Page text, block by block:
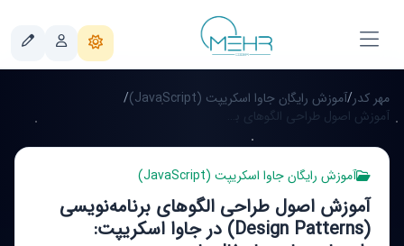
مهر کدر/آموزش رایگان جاوا اسکریپت (JavaScript)
/
آموزش رایگان جاوا اسکریپت (JavaScript)
آموزش اصول طراحی الگوهای برنامه‌نویسی
(Design Patterns) در جاوا اسکریپت: